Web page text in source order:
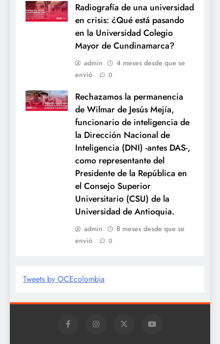
Radiografía de una universidad
en crisis: ¿Qué está pasando
en la Universidad Colegio
Mayor de Cundinamarca?
admin
4 meses desde que se
envió
0
Rechazamos la permanencia
de Wilmar de Jesús Mejía,
funcionario de inteligencia de
la Dirección Nacional de
Inteligencia (DNI) -antes DAS-,
como representante del
Presidente de la República en
el Consejo Superior
Universitario (CSU) de la
Universidad de Antioquia.
admin
8 meses desde que se
envió
0
Tweets by OCEcolombia